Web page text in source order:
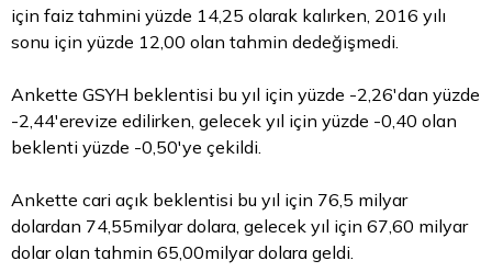
için faiz tahmini yüzde 14,25 olarak kalırken, 2016 yılı
sonu için yüzde 12,00 olan tahmin dedeğişmedi.
Ankette GSYH beklentisi bu yıl için yüzde -2,26'dan yüzde
-2,44'erevize edilirken, gelecek yıl için yüzde -0,40 olan
beklenti yüzde -0,50'ye çekildi.
Ankette cari açık beklentisi bu yıl için 76,5 milyar
dolardan 74,55milyar dolara, gelecek yıl için 67,60 milyar
dolarolan tahmin 65,00milyar dolara geldi.